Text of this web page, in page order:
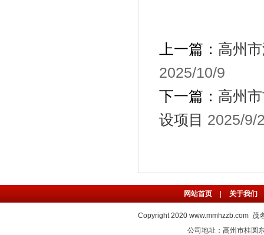
上一篇： 高州
2025/10/9
下一篇： 高州
设项目 2025/9/
网站首页 关于我们
Copyright 2020 www.mmhzzb.com 茂
公司地址：高州市桂圆